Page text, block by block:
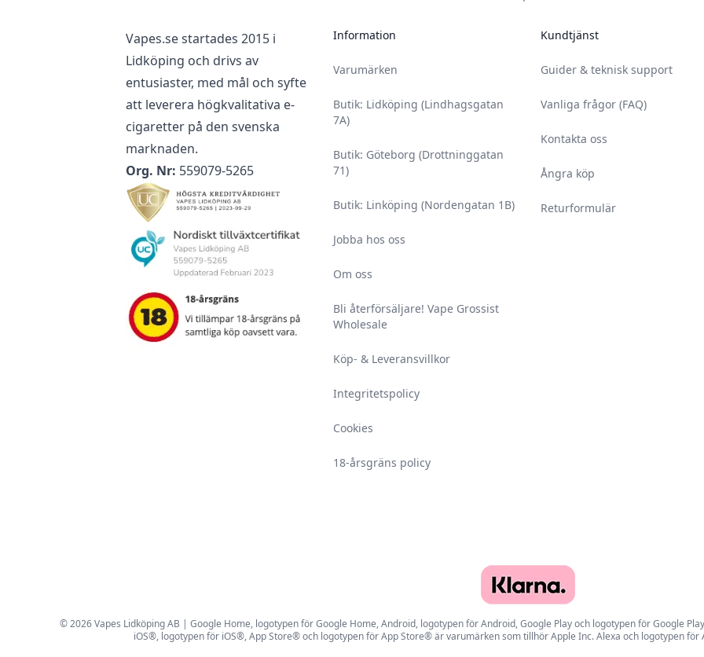
Vapes.se startades 2015 i
Lidköping och drivs av
entusiaster, med mål och syfte
att leverera högkvalitativa e-
cigaretter på den svenska
marknaden.
Org. Nr: 559079-5265
Information
Varumärken
Butik: Lidköping (Lindhagsgatan
7A)
Butik: Göteborg (Drottninggatan
71)
Butik: Linköping (Nordengatan 1B)
Jobba hos oss
Om oss
Bli återförsäljare! Vape Grossist
Wholesale
Köp- & Leveransvillkor
Integritetspolicy
Cookies
18-årsgräns policy
Kundtjänst
Guider & teknisk support
Vanliga frågor (FAQ)
Kontakta oss
Ångra köp
Returformulär
© 2026 Vapes Lidköping AB | Google Home, logotypen för Google Home, Android, logotypen för Android, Google Play och logotypen för Google
iOS®, logotypen för iOS®, App Store® och logotypen för App Store® är varumärken som tillhör Apple Inc. Alexa och logotypen